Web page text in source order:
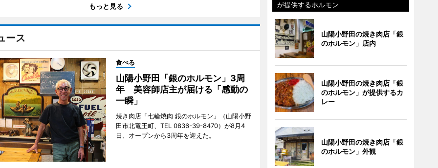
もっと見る
ース
食べる
山陽小野田「銀のホルモン」3周
年 美容師店主が届ける「感動の
一瞬」
焼き肉店「七輪焼肉 銀のホルモン」（山陽小野
田市北竜王町、TEL 0836-39-8470）が8月4
日、オープンから3周年を迎えた。
が提供するホルモン
山陽小野田の焼き肉店「銀
のホルモン」店内
山陽小野田の焼き肉店「銀
のホルモン」が提供するカ
レー
山陽小野田の焼き肉店「銀
のホルモン」外観